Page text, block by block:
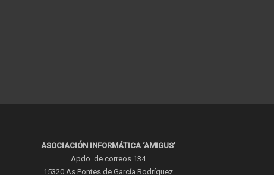
ASOCIACIÓN INFORMÁTICA ‘AMIGUS’
Apdo. de correos 134
15320 As Pontes de García Rodríguez